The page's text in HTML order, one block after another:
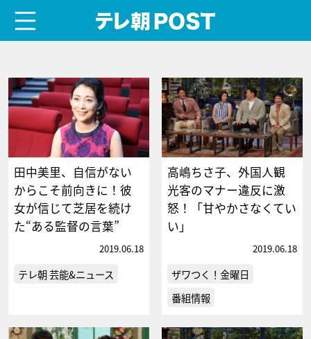
田中美里、自信がない
からこそ前向きに！彼
女が信じて芝居を続け
た“ある監督の言葉”
2019.06.18
テレ朝 芸能&ニュース
高嶋ちさ子、外国人観
光客のマナー違反に激
怒！「甘やかさなくてい
い」
2019.06.18
ザワつく！金曜日
番組情報